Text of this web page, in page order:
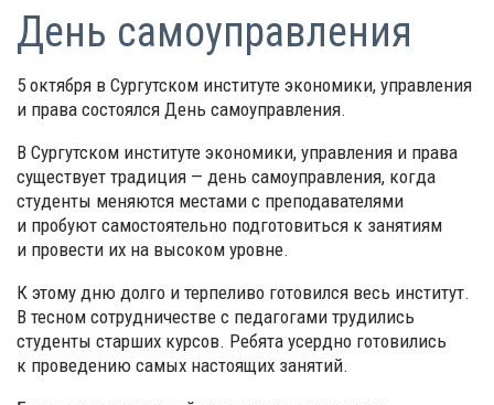
День самоуправления
5 октября в Сургутском институте экономики, управления
и права состоялся День самоуправления.
В Сургутском институте экономики, управления и права
существует традиция — день самоуправления, когда
студенты меняются местами с преподавателями
и пробуют самостоятельно подготовиться к занятиям
и провести их на высоком уровне.
К этому дню долго и терпеливо готовился весь институт.
В тесном сотрудничестве с педагогами трудились
студенты старших курсов. Ребята усердно готовились
к проведению самых настоящих занятий.